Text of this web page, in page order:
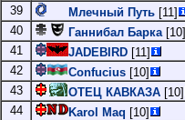
39
Млечный Путь [11]
40
Ганнибал Барка[10]
41
JADEBIRD [11]
42
Confucius [10]
43
ОТЕЦ КАВКАЗА [10]
44
Karol Maq [10]